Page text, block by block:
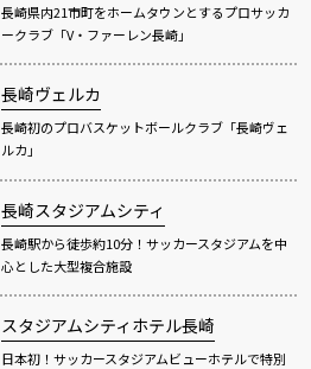
長崎県内21市町をホームタウンとするプロサッカ
ークラブ「V・ファーレン長崎」
長崎ヴェルカ
長崎初のプロバスケットボールクラブ「長崎ヴェ
ルカ」
長崎スタジアムシティ
長崎駅から徒歩約10分！サッカースタジアムを中
心とした大型複合施設
スタジアムシティホテル長崎
日本初！サッカースタジアムビューホテルで特別